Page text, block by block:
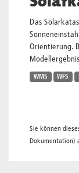
Das
Orientierung.
WMS WFS
Sie können
Dokumentation)